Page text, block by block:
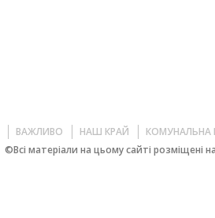
ВАЖЛИВО НАШ КРАЙ
КОМУНАЛЬНА
©Всі матеріали на цьому сайті розміщені